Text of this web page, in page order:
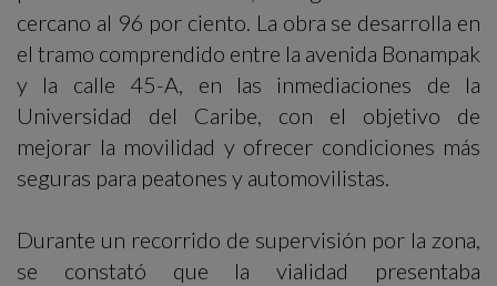
cercano al 96 por ciento. La obra se desarrolla en
el tramo comprendido entre la avenida Bonampak
y la calle 45-A, en las inmediaciones de la
Universidad del Caribe, con el objetivo de
mejorar la movilidad y ofrecer condiciones más
seguras para peatones y automovilistas.
Durante un recorrido de supervisión por la zona,
se constató que la vialidad presentaba